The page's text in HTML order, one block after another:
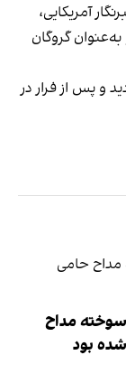
خبرنگار آمریکایی،
گروگان
و پس از فرار در
سوخته مداح
بود